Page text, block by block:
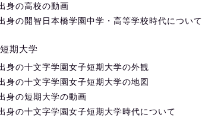
身の高校の動画
身の開智日本橋学園中学・高等学校時代について
期大学
身の十文字学園女子短期大学の外観
身の十文字学園女子短期大学の地図
身の短期大学の動画
身の十文字学園女子短期大学時代について